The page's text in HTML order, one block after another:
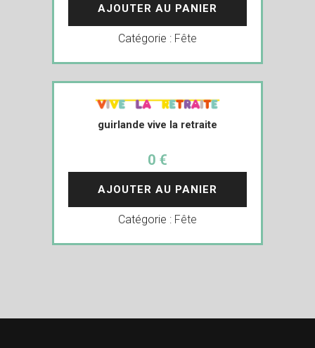
AJOUTER AU PANIER
Catégorie : Fête
guirlande vive la retraite
0 €
AJOUTER AU PANIER
Catégorie : Fête